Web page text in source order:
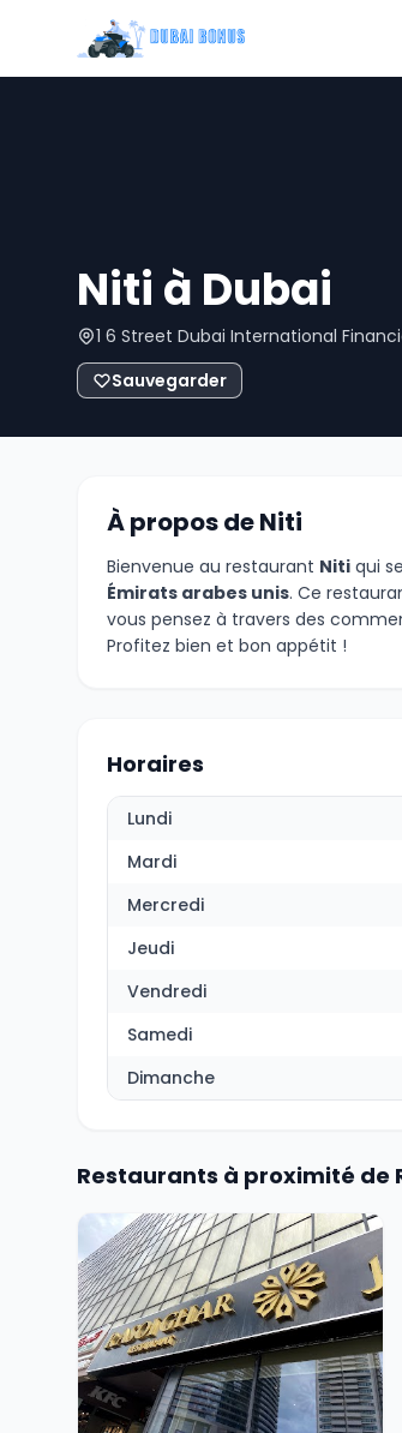
Niti à Dubai
1 6 Street Dubai International
Sauvegarder
À propos de Niti
Bienvenue au restaurant Niti qui
Émirats arabes unis. Ce
vous pensez à travers des
Profitez bien et bon appétit !
Horaires
Lundi
Mardi
Mercredi
Jeudi
Vendredi
Samedi
Dimanche
Restaurants à proximité de